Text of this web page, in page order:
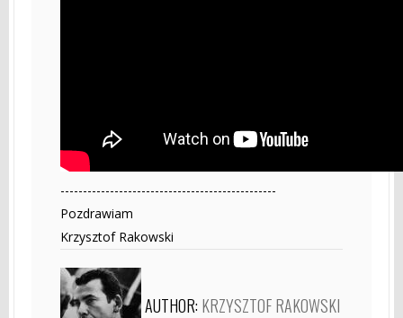
------------------------------------------------
Pozdrawiam
Krzysztof Rakowski
AUTHOR: KRZYSZTOF RAKOWSKI